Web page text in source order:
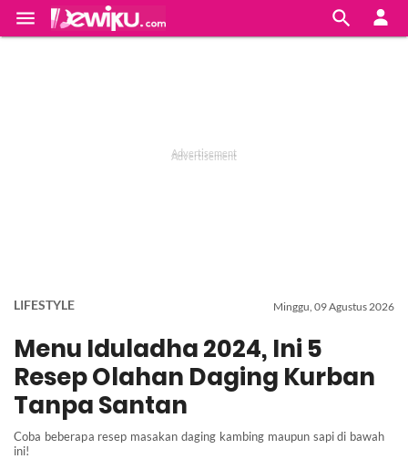
 
LIFESTYLE Minggu, 09 Agustus 2026
Menu Iduladha 2024, Ini 5
Resep Olahan Daging Kurban
Tanpa Santan
Coba beberapa resep masakan daging kambing maupun sapi di bawah
ini!